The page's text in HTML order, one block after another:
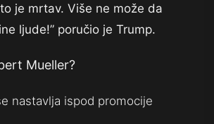
je mrtav. Više ne može da
ljude!” poručio je Trump.
Mueller?
nastavlja ispod promocije